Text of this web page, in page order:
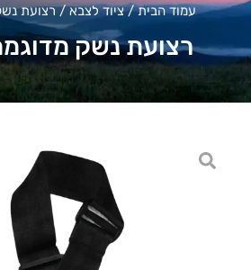
עמוד הבית/ציוד לצבא/ רצועת נשק
רצועת נשק מדוגמת